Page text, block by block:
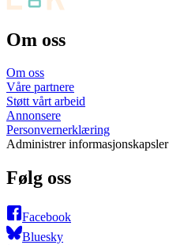
Om oss
Om oss
Våre partnere
Støtt vårt arbeid
Annonsere
Personvernerklæring
Administrer informasjonskapsler
Følg oss
Facebook
Bluesky